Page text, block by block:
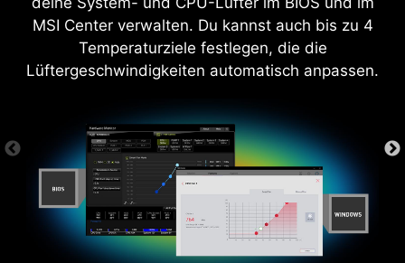
MSI Center verwalten. Du kannst auch bis zu 4
Temperaturziele festlegen, die die
Lüftergeschwindigkeiten automatisch anpassen.
2oz Dicker Kupfer